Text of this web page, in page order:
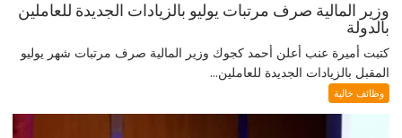
وزير المالية صرف مرتبات يوليو بالزيادات الجديدة للعاملين
بالدولة
كتبت أميرة عنب أعلن أحمد كجوك وزير المالية صرف مرتبات شهر يوليو
المقبل بالزيادات الجديدة للعاملين...
وظائف خالية